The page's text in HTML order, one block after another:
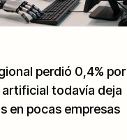
perdió 0,4% por
todavía deja
en pocas empresas